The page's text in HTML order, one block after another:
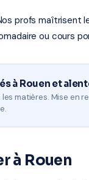
profs maîtrisent
ou cours
à Rouen et
matières. Mise en
à Rouen